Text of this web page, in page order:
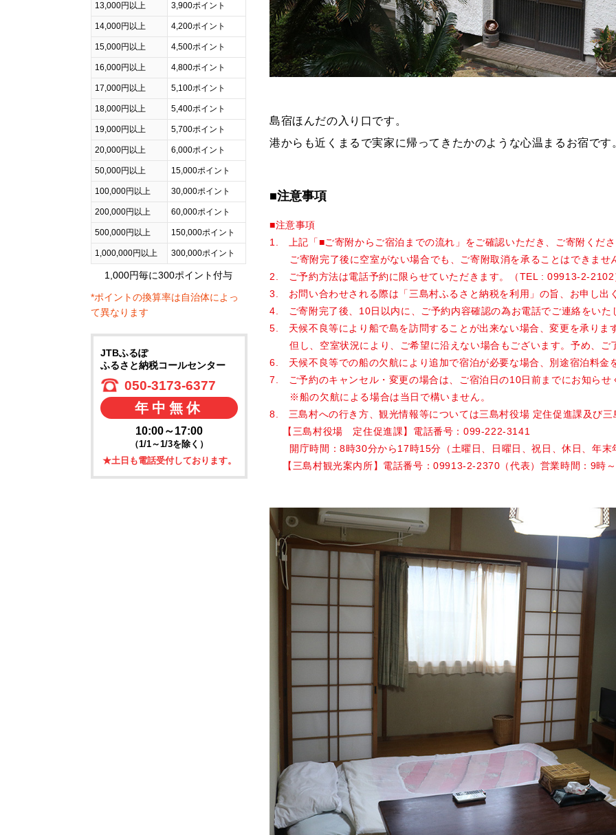
島宿ほんだの入り口です。
港からも近くまるで実家に帰ってきたかのような心温まるお宿です
■注意事項
■注意事項
1. 上記「■ご寄附からご宿泊までの流れ」をご確認いただき、ご寄附くだ
ご寄附完了後に空室がない場合でも、ご寄附取消を承ることはできませ
2. ご予約方法は電話予約に限らせていただきます。（TEL : 09913-2-2102
3. お問い合わせされる際は「三島村ふるさと納税を利用」の旨、お申し出
4. ご寄附完了後、10日以内に、ご予約内容確認の為お電話でご連絡をいた
5. 天候不良等により船で島を訪問することが出来ない場合、変更を承りま
但し、空室状況により、ご希望に沿えない場合もございます。予め、ご
6. 天候不良等での船の欠航により追加で宿泊が必要な場合、別途宿泊料金
7. ご予約のキャンセル・変更の場合は、ご宿泊日の10日前までにお知らせ
※船の欠航による場合は当日で構いません。
8. 三島村への行き方、観光情報等については三島村役場 定住促進課及び三
【三島村役場 定住促進課】電話番号：099-222-3141
開庁時間：8時30分から17時15分（土曜日、日曜日、祝日、休日、年末
【三島村観光案内所】電話番号：09913-2-2370（代表）営業時間：9時
13,000円以上 3,900ポイント
14,000円以上 4,200ポイント
15,000円以上 4,500ポイント
16,000円以上 4,800ポイント
17,000円以上 5,100ポイント
18,000円以上 5,400ポイント
19,000円以上 5,700ポイント
20,000円以上 6,000ポイント
50,000円以上 15,000ポイント
100,000円以上 30,000ポイント
200,000円以上 60,000ポイント
500,000円以上 150,000ポイント
1,000,000円以上 300,000ポイント
1,000円毎に300ポイント付与
*ポイントの換算率は自治体によっ
て異なります
JTBふるぽ
ふるさと納税コールセンター
050-3173-6377
年中無休
10:00～17:00
（1/1～1/3を除く）
★土日も電話受付しております。